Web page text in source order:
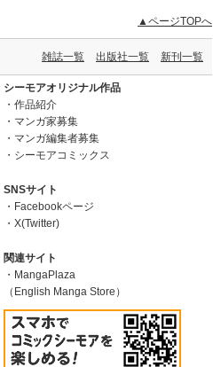
▲ページTOPへ
雑誌一覧 出版社一覧 新刊一覧
シーモアオリジナル作品
作品紹介
マンガ家募集
マンガ編集者募集
シーモアコミックス
SNSサイト
Facebookページ
X(Twitter)
関連サイト
MangaPlaza
（English Manga Store）